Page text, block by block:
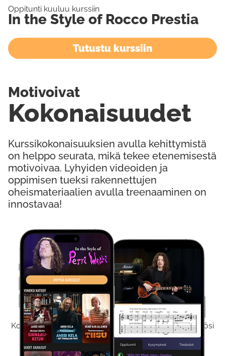
Kokeile Ilmaiseksi
Kokeilemalla ilmaiseksi saat koko sisältömme käyttöösi
viikon ajaksi.
Oppitunti kuuluu kurssiin
In the Style of Rocco Prestia
Tutustu kurssiin
Kurssikokonaisuuksien avulla kehittymistä
on helppo seurata, mikä tekee etenemisestä
motivoivaa. Lyhyiden videoiden ja
oppimisen tueksi rakennettujen
oheismateriaalien avulla treenaaminen on
innostavaa!
Kokonaisuudet
Motivoivat